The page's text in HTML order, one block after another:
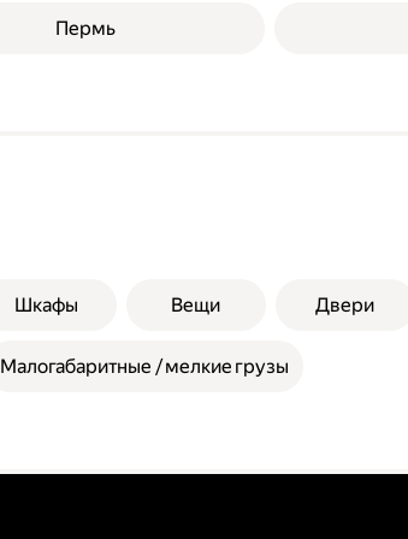
Пермь
Шкафы Вещи Двери
Малогабаритные / мелкие грузы